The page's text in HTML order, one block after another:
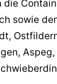
die
sowie